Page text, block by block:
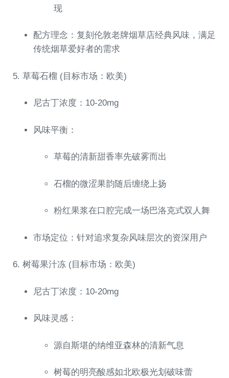
现
配方理念：复刻伦敦老牌烟草店经典风味，满足
传统烟草爱好者的需求
5. 草莓石榴 (目标市场：欧美)
尼古丁浓度：10-20mg
风味平衡：
草莓的清新甜香率先破雾而出
石榴的微涩果韵随后缠绕上扬
粉红果浆在口腔完成一场巴洛克式双人舞
市场定位：针对追求复杂风味层次的资深用户
6. 树莓果汁冻 (目标市场：欧美)
尼古丁浓度：10-20mg
风味灵感：
源自斯堪的纳维亚森林的清新气息
树莓的明亮酸感如北欧极光划破味蕾